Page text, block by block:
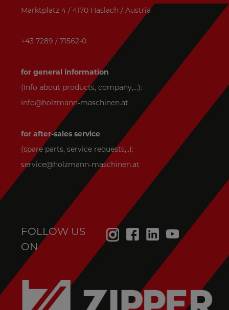
Marktplatz 4 / 4170 Haslach / Austria
+43 7289 / 71562-0
for general information
(Info about products, company,...):
info@holzmann-maschinen.at
for after-sales service
(spare parts, service requests,..):
service@holzmann-maschinen.at
FOLLOW US
ON